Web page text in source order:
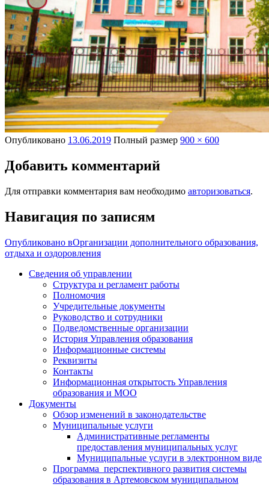
Опубликовано 13.06.2019 Полный размер 900 × 600
Добавить комментарий
Для отправки комментария вам необходимо авторизоваться.
Навигация по записям
Опубликовано вОрганизации дополнительного образования,
отдыха и оздоровления
Сведения об управлении
Структура и регламент работы
Полномочия
Учредительные документы
Руководство и сотрудники
Подведомственные организации
История Управления образования
Информационные системы
Реквизиты
Контакты
Информационная открытость Управления
образования и МОО
Документы
Обзор изменений в законодательстве
Муниципальные услуги
Административные регламенты
предоставления муниципальных услуг
Муниципальные услуги в электронном виде
Программа перспективного развития системы
образования в Артемовском муниципальном